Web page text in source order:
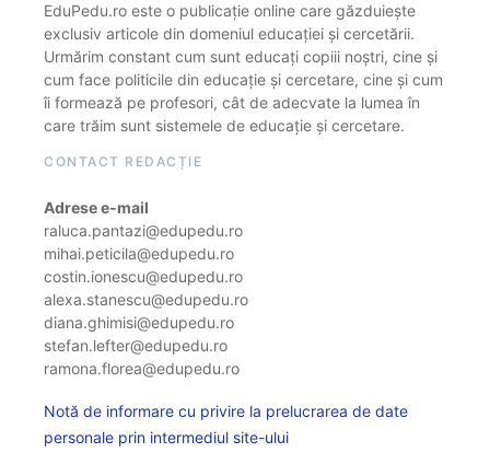
EduPedu.ro este o publicație online care găzduiește
exclusiv articole din domeniul educației și cercetării.
Urmărim constant cum sunt educați copiii noștri, cine și
cum face politicile din educație și cercetare, cine și cum
îi formează pe profesori, cât de adecvate la lumea în
care trăim sunt sistemele de educație și cercetare.
CONTACT REDACȚIE
Adrese e-mail
raluca.pantazi@edupedu.ro
mihai.peticila@edupedu.ro
costin.ionescu@edupedu.ro
alexa.stanescu@edupedu.ro
diana.ghimisi@edupedu.ro
stefan.lefter@edupedu.ro
ramona.florea@edupedu.ro
Notă de informare cu privire la prelucrarea de date
personale prin intermediul site-ului